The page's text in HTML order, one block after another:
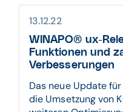
13.12.22
WINAPO® ux-
Funktionen und
Verbesserungen
Das neue Update
die Umsetzung von